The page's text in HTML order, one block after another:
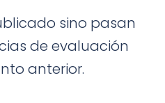
sino pasan
de evaluación
anterior.